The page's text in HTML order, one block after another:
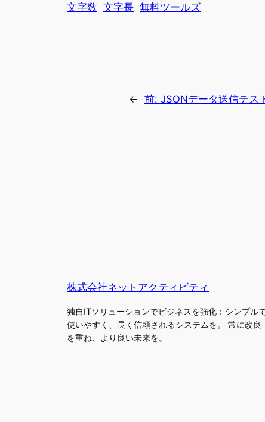
文字数 文字長 無料ツールズ
← 前: JSONデータ送信テス
株式会社ネットアクティビティ
独自ITソリューションでビジネスを強化：シンプル
使いやすく、長く信頼されるシステムを。 常に改良
を重ね、より良い未来を。